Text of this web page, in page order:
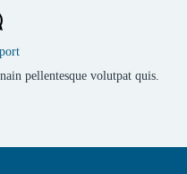
pellentesque volutpat quis.